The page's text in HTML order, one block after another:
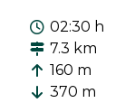
02:30 h
7.3 km
160 m
370 m